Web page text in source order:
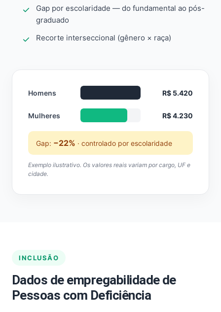
Gap por escolaridade — do fundamental ao pós-
graduado
Recorte interseccional (gênero × raça)
Homens R$ 5.420
Mulheres R$ 4.230
Gap: −22% · controlado por escolaridade
Exemplo ilustrativo. Os valores reais variam por cargo, UF e
cidade.
INCLUSÃO
Dados de empregabilidade de
Pessoas com Deficiência